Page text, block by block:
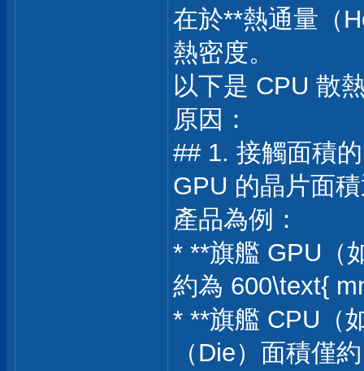
在於**熱通量（
熱密度。
以下是 CPU 散
原因：
## 1. 接觸面積
GPU 的晶片面
產品為例：
* **旗艦 GPU（
約為 600\text{
* **旗艦 CPU（
（Die）面積僅